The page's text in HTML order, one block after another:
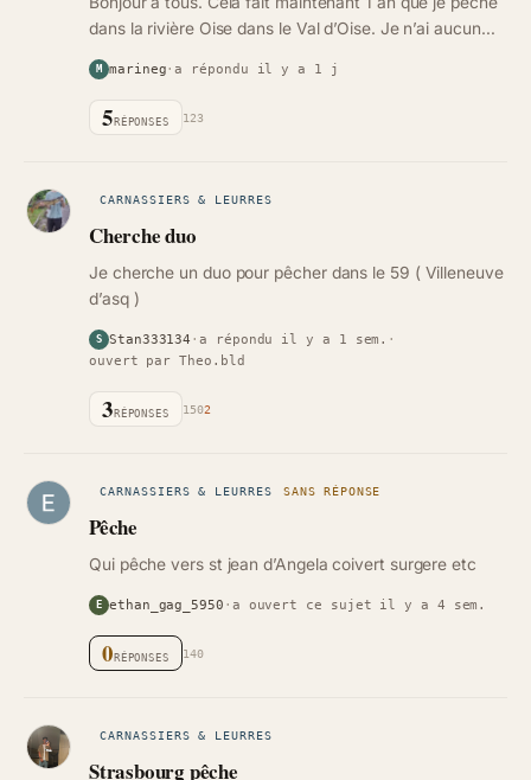
dans la rivière Oise dans le Val d’Oise. Je n’ai aucun
pinkies, mais quand…
M marineg·a répondu il y a 1 j
5 RÉPONSES 123
CARNASSIERS & LEURRES
Cherche duo
Je cherche un duo pour pêcher dans le 59 ( Villeneuve
d’asq )
S Stan333134 ·a répondu il y a 1 sem. ·
ouvert par Theo.bld
3 RÉPONSES 1502
CARNASSIERS & LEURRES SANS RÉPONSE
Pêche
Qui pêche vers st jean d’Angela coivert surgere etc
E ethan_gag_5950 · a ouvert ce sujet il y a 4 sem.
0 RÉPONSES 140
CARNASSIERS & LEURRES
Strasbourg pêche